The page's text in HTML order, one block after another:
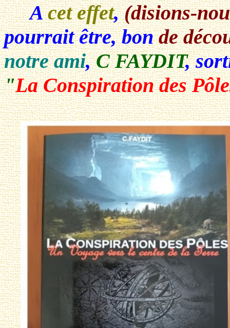
Acet effet,(disions-
pourrait être, bonde
notre ami,C FAYDIT,
"La Conspiration des